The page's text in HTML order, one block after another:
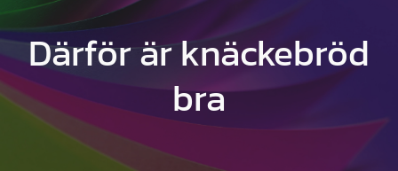
Därför är knäckebröd
bra